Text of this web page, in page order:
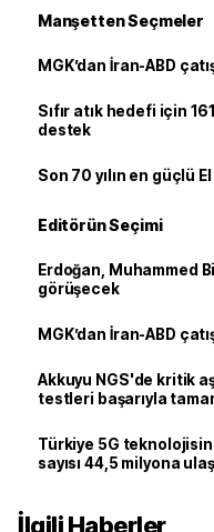
Manşetten Seçmeler
MGK’dan İran-ABD
Sıfır atık hedefi için
destek
Son 70 yılın en güçlü
Editörün Seçimi
Erdoğan, Muhammed
görüşecek
MGK’dan İran-ABD
Akkuyu NGS'de kritik
testleri başarıyla
Türkiye 5G
sayısı 44,5 milyona
İlgili Haberler